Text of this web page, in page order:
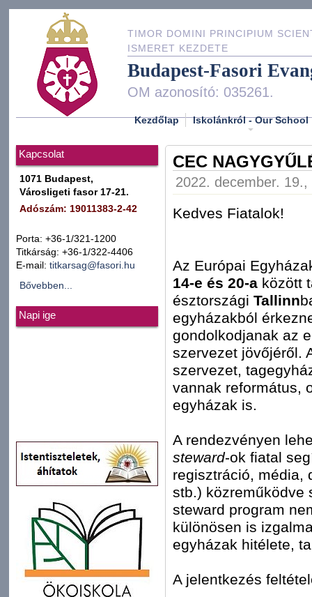
TIMOR DOMINI PRINCIPIUM
ISMERET KEZDETE
Budapest-Fasori
OM azonosító: 035261.
Kezdőlap Iskolánkról - Our School
Kapcsolat
1071 Budapest,
Városligeti fasor 17-21.
Adószám: 19011383-2-42
Porta: +36-1/321-1200
Titkárság: +36-1/322-4406
E-mail: titkarsag@fasori.hu
Bővebben...
Napi ige
CEC
2022. december.
Kedves Fiatalok!
Az Európai
14-e és 20-a között
észtországi Tallinn
egyházakból
gondolkodjanak az
szervezet jövőjéről.
szervezet,
vannak református,
egyházak is.
A rendezvényen
steward-ok fiatal
regisztráció, média,
stb.) közreműködve
steward program
különösen is
egyházak hitélete,
A jelentkezés